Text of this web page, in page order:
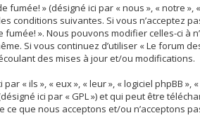
fumée! » (désigné ici par « nous », « notre
conditions suivantes. Si vous n’acceptez
fumée! ». Nous pouvons modifier celles-ci
Si vous continuez d’utiliser « Le forum
des mises à jour et/ou modifications.
« ils », « eux », « leur », « logiciel phpBB
ici par « GPL ») et qui peut être
ce que nous acceptons et/ou n’acceptons